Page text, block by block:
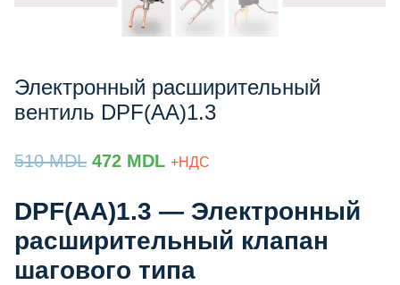
Электронный расширительный
вентиль DPF(AA)1.3
510MDL Prețul
a
fost:
472 MDLPrețul
este:
472 MDL.
+НДС
DPF(AA)1.3 — Электронный
расширительный клапан
шагового типа